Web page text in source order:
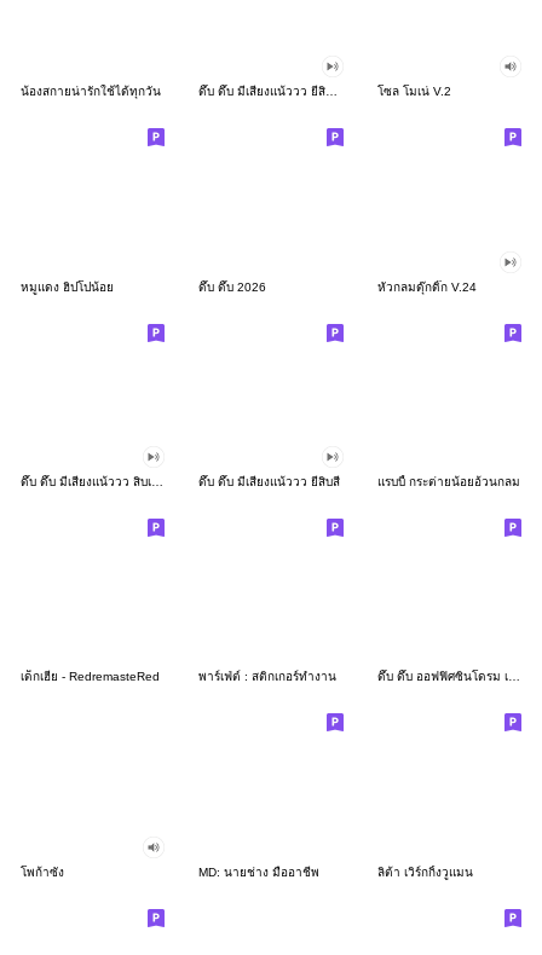
น้องสกายน่ารักใช้ได้ทุกวัน ดึ๊บ ดึ๊บ มีเสียงแน้ววว ยี่สิบสอง โซล โมเน่ V.2
หมูแดง ฮิปโปน้อย ดึ๊บ ดึ๊บ 2026 หัวกลมดุ๊กดิ๊ก V.24
ดึ๊บ ดึ๊บ มีเสียงแน้ววว ยี่สิบสี่ แรบบี้ กระต่ายน้อยอ้วนกลม
เด็กเฮีย - RedremasteRed พาร์เฟ่ต์ : สติกเกอร์ทำงาน ดึ๊บ ดึ๊บ ออฟฟิศซินโดรม เจ็ด
โพก้าซัง MD: นายช่าง มืออาชีพ ลิต้า เวิร์กกิ้งวูแมน